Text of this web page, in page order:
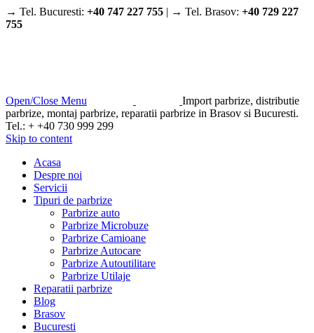
→ Tel. Bucuresti: +40 747 227 755 | → Tel. Brasov: +40 729 227
755
Open/Close Menu
Import parbrize, distributie
parbrize, montaj parbrize, reparatii parbrize in Brasov si Bucuresti.
Tel.: + +40 730 999 299
Skip to content
Acasa
Despre noi
Servicii
Tipuri de parbrize
Parbrize auto
Parbrize Microbuze
Parbrize Camioane
Parbrize Autocare
Parbrize Autoutilitare
Parbrize Utilaje
Reparatii parbrize
Blog
Brasov
Bucuresti